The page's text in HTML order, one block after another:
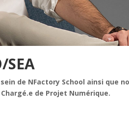
SEA
de NFactory School ainsi que
de Projet Numérique.